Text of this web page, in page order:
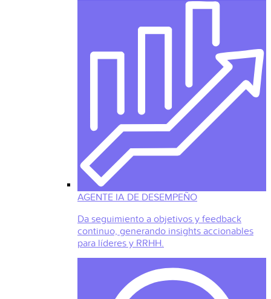
AGENTE IA DE DESEMPEÑO
Da seguimiento a objetivos y feedback
continuo, generando insights accionables
para líderes y RRHH.